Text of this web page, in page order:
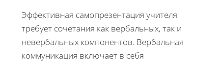
Эффективная самопрезентация учителя
требует сочетания как вербальных, так и
невербальных компонентов. Вербальная
коммуникация включает в себя